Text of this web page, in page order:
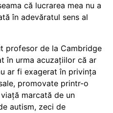
că lucrarea mea nu a
în adevăratul sens al
profesor de la Cambridge
în urma acuzațiilor că ar
ar fi exagerat în privința
promovate printr-o
marcată de un
autism, zeci de